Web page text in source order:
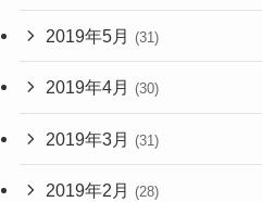
2019年5月 (31)
2019年4月 (30)
2019年3月 (31)
2019年2月 (28)